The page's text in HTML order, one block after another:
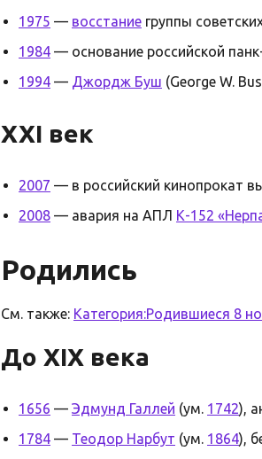
1975 — восстание группы
1984 — основание российской
1994 — Джордж Буш (George W.
XXI век
2007 — в российский кинопрокат
2008 — авария на АПЛ К-152
Родились
См. также: Категория:Родившиеся 8
До XIX века
1656 — Эдмунд Галлей (ум. 1742),
1784 — Теодор Нарбут (ум. 1864),